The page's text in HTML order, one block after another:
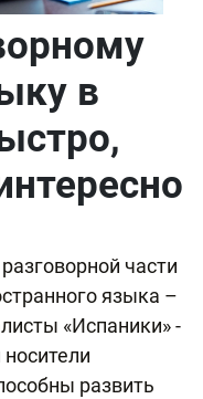
в
части
языка –
«Испаники» -
развить